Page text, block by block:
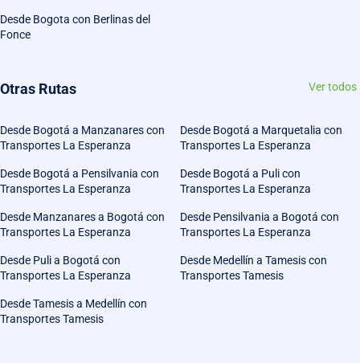
Desde Bogota con Berlinas del
Fonce
Otras Rutas Ver todos
Desde Bogotá a Manzanares con
Transportes La Esperanza
Desde Bogotá a Marquetalia con
Transportes La Esperanza
Desde Bogotá a Pensilvania con
Transportes La Esperanza
Desde Bogotá a Puli con
Transportes La Esperanza
Desde Manzanares a Bogotá con
Transportes La Esperanza
Desde Pensilvania a Bogotá con
Transportes La Esperanza
Desde Puli a Bogotá con
Transportes La Esperanza
Desde Medellín a Tamesis con
Transportes Tamesis
Desde Tamesis a Medellín con
Transportes Tamesis